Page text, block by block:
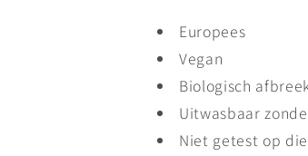
Europees
Vegan
Biologisch
Uitwasbaar
Niet getest op